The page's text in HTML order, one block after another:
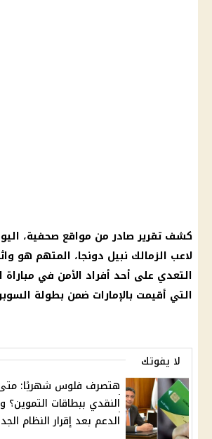
كشف تقرير صادر من مواقع صحفية،
لاعب الزمالك نبيل دونجا، المتهم هو
التعدي على أحد أفراد الأمن في
التي أقيمت بالإمارات ضمن بطولة
لا يفوتك
هتصرف فلوس شهريًا:
النقدي ببطاقات التموين؟
الدعم بعد إقرار النظام